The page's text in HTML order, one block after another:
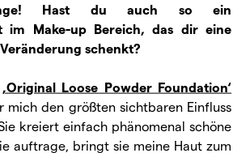
Hast du auch so ein
im Make-up Bereich, das dir eine
schenkt?
‚Original Loose Powder Foundation‘
mich den größten sichtbaren Einfluss
kreiert einfach phänomenal schöne
auftrage, bringt sie meine Haut zum